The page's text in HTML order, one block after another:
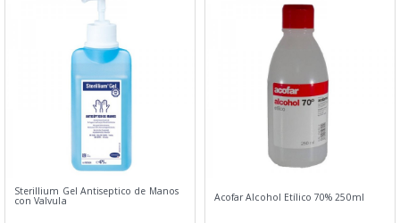
Sterillium Gel Antiseptico de Manos
con Valvula Acofar Alcohol Etílico 70% 250ml